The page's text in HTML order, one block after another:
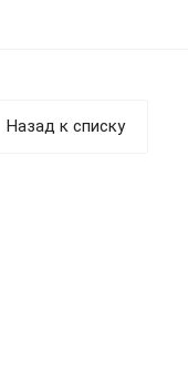
Назад к списку